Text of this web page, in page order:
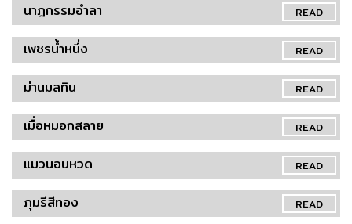
READ
นาฎกรรมอำลา
READ
เพชรน้ำหนึ่ง
READ
ม่านมลทิน
READ
เมื่อหมอกสลาย
READ
แมวนอนหวด
READ
ภุมรีสีทอง